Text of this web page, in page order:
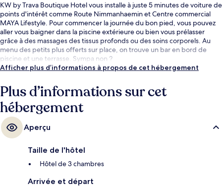
KW by Trava Boutique Hotel vous installe à juste 5 minutes de voiture de
points d'intérêt comme Route Nimmanhaemin et Centre commercial
MAYA Lifestyle. Pour commencer la journée du bon pied, vous pouvez
aller vous baigner dans la piscine extérieure ou bien vous prélasser
grâce à des massages des tissus profonds ou des soins corporels. Au
menu des petits plus offerts sur place, on trouve un bar en bord de
piscine et une terrasse. Sympa non ?
Afficher plus d’informations à propos de cet hébergement
Plus d’informations sur cet
hébergement
Aperçu
Taille de l'hôtel
Hôtel de 3 chambres
Arrivée et départ